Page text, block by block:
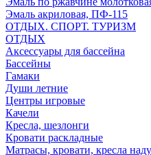
Эмаль акриловая, ПФ-115
ОТДЫХ. СПОРТ. ТУРИЗМ
ОТДЫХ
Аксессуары для бассейна
Бассейны
Гамаки
Души летние
Центры игровые
Качели
Кресла, шезлонги
Кровати раскладные
Матрасы, кровати, кресла